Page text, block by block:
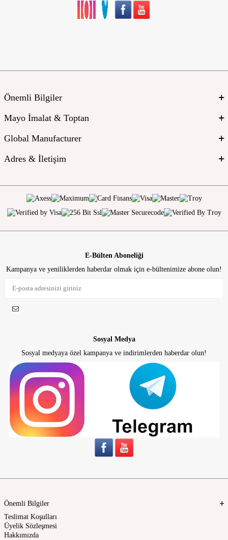
Önemli Bilgiler
Mayo İmalat & Toptan
Global Manufacturer
Adres & İletişim
E-Bülten Aboneliği
Kampanya ve yeniliklerden haberdar olmak için e-bültenimize abone olun!
Sosyal Medya
Sosyal medyaya özel kampanya ve indirimlerden haberdar olun!
Önemli Bilgiler
Teslimat Koşulları
Üyelik Sözleşmesi
Hakkımızda